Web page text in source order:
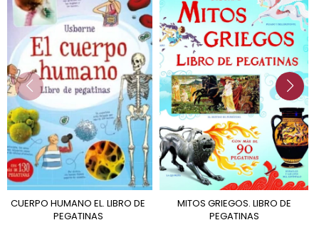
CUERPO HUMANO EL. LIBRO DE
PEGATINAS
MITOS GRIEGOS. LIBRO DE
PEGATINAS